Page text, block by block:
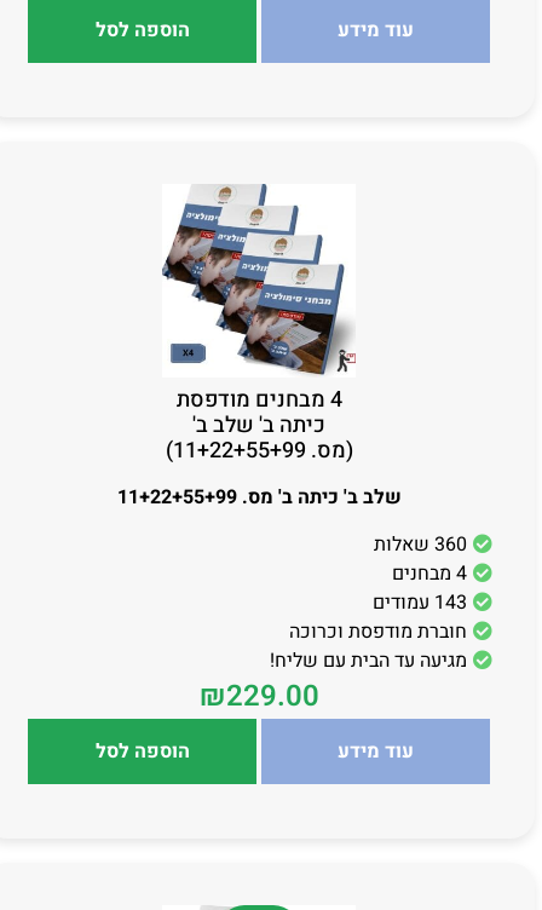
עוד מידע הוספה לסל
כיתה ב' שלב ב'
(מס. 11+22+55+99)
360 שאלות
4 מבחנים
143 עמודים
חוברת מודפסת וכרוכה
מגיעה עד הבית עם שליח!
₪229.00
שלב ב' כיתה ב' מס. 11+22+55+99
עוד מידע הוספה לסל